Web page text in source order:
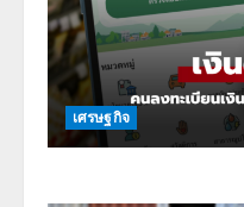
เศรษฐกิจ